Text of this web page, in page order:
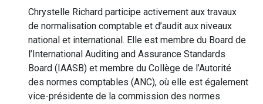
Chrystelle Richard participe activement aux travaux
de normalisation comptable et d’audit aux niveaux
national et international. Elle est membre du Board de
l’International Auditing and Assurance Standards
Board (IAASB) et membre du Collège de l’Autorité
des normes comptables (ANC), où elle est également
vice-présidente de la commission des normes